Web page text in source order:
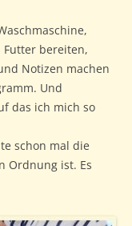
Futter bereiten,
Notizen machen
Und
das ich mich so
schon mal die
Ordnung ist. Es